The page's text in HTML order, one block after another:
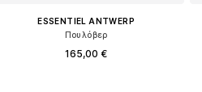
ESSENTIEL ANTWERP
Πουλόβερ
165,00 €